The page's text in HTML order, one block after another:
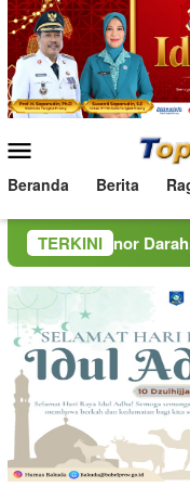
Loncat
ke
konten
Mobile
Beranda Berita
TERKINI
dan Layanan